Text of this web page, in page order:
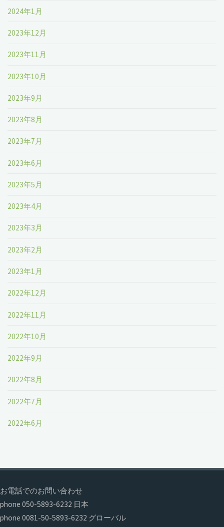
2024年1月
2023年12月
2023年11月
2023年10月
2023年9月
2023年8月
2023年7月
2023年6月
2023年5月
2023年4月
2023年3月
2023年2月
2023年1月
2022年12月
2022年11月
2022年10月
2022年9月
2022年8月
2022年7月
2022年6月
お電話でのお問い合わせ
phone 050-5893-6232 日本
phone 0081-50-5893-6232 グローバル